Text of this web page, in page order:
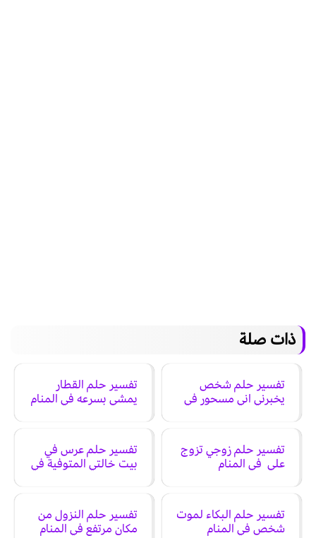
ذات صلة
تفسير حلم شخص
يخبرني اني مسحور في
تفسير حلم القطار
يمشي بسرعه في المنام
تفسير حلم زوجي تزوج
علي في المنام
تفسير حلم عرس في
بيت خالتي المتوفية في
تفسير حلم البكاء لموت
شخص في المنام
تفسير حلم النزول من
مكان مرتفع في المنام